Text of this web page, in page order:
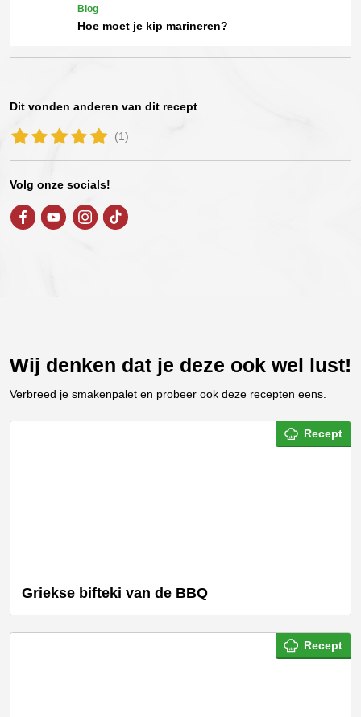
Blog
Hoe moet je kip marineren?
Dit vonden anderen van dit recept
(1)
Volg onze socials!
Wij denken dat je deze ook wel lust!
Verbreed je smakenpalet en probeer ook deze recepten eens.
Recept
Griekse bifteki van de BBQ
Recept